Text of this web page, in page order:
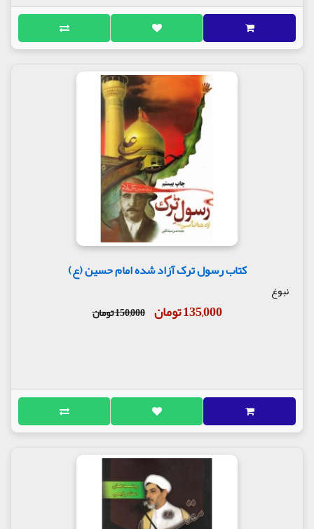
جنگ میان «پسر پیغمبر با لیفه پیغمبر بر سر قدرت و
حکومت» که به نفع یکی خاتمه یافته است و چهره ظلم
پشت این تصور‌ها پنهان می‌ماند.
دیگر ویژگی این اثر در تصویرسازی خوب و با حوصله‌ای
است که نویسنده از زمانه حسین (ع) داشته است. در
جای جای کتاب درباره زمینه‌های فرهنگی، تاریخی و
سیاسی دوران معاویه و یزید سخن گفته شده است.
زمینه‌های قومی و قبیله‌ای در روابط میان اعراب، شیوه
عملکرد دستگاه‌های تبلیغاتی بنی‌امیه در دوران امام
تصویر شده است. توضیح داده شده است که «شهادت»
به عنوان عنصر اصلی واقعه کربلا – از دیدگاه آیت‌الله
صدر – چگونه همچون دانه‌ای در دل زمین زمانه امام
کاشته شده بوده است و جز با خون‌هایی که در کربلا
ریخته شد این دانه از دل زمانه بیرون نمی‌‌آمد.
نویسنده در بخش نخست روایت تا خاک‌سپاری شهیدان
پیش می‌رود. صحنه‌های شهادت با قلم شیوا و توانای
نویسنده به خوبی، با جزئیات و احساسات تصویر
عاشوراست. تمام صحنه‌ها و روضه‌های عاشورا به خوبی
تصویر می‌شوند. لحظه شهادت یاران یک به یک تصویر
در بستر و وداع با زینب (س). فلش‌فورواردی هم به
مردمی که، خواری را ذلت را برای خویش پسندیدند.
بخش دوم درباره اسارت اهل بیت امام حسین (ع) است.
آیت‌الله صدر بخش اول را با این جمله پایان برده است:
اسارت، و بشر باید هر دو را بخواند و بداند». فصل دوم
به صورت کامل به جهاد «سوختن و ساختنِ» زینب
تصویر اسارت کاروان امامِ شهید از زبان کارگر گچ‌کار کاخ
امیر کوفه آغاز می‌شود: «زین‌العابدین را دیدم که بر
کتاب رسول ترک آزاد شده امام حسین (ع)
نبوغ
135,000 تومان 150,000 تومان